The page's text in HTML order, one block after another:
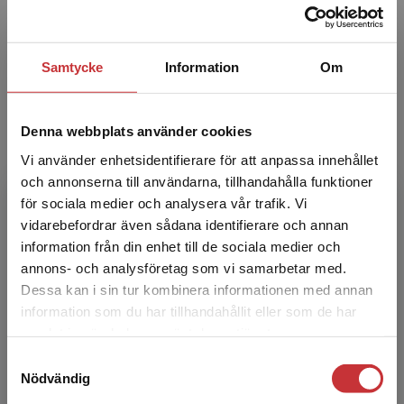
Samtycke Information Om
Denna webbplats använder cookies
Vi använder enhetsidentifierare för att anpassa innehållet
och annonserna till användarna, tillhandahålla funktioner
för sociala medier och analysera vår trafik. Vi
vidarebefordrar även sådana identifierare och annan
information från din enhet till de sociala medier och
annons- och analysföretag som vi samarbetar med.
Dessa kan i sin tur kombinera informationen med annan
information som du har tillhandahållit eller som de har
Nödvändig
Begränsad fraktregion
Det verkar som att du besöker
studentlitteratur.se via en enhet utanför Sverige.
Vi erbjuder inte leveranser utanför Sverige. För
att kunna slutföra ett köp måste
Örebro universitet. Nu föreläser hon runt om i
Solveig Sollerman
Solveig Sollerman är förskollärare i grunden.
Hon har gått skolledarutbildning och har
arbetat som chef och utvecklingsledare under
många år i Öreb...